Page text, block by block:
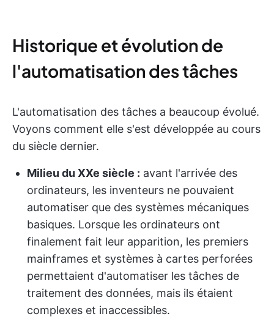
Historique et évolution de
l'automatisation des tâches
L'automatisation des tâches a beaucoup évolué.
Voyons comment elle s'est développée au cours
du siècle dernier.
Milieu du XXe siècle : avant l'arrivée des
ordinateurs, les inventeurs ne pouvaient
automatiser que des systèmes mécaniques
basiques. Lorsque les ordinateurs ont
finalement fait leur apparition, les premiers
mainframes et systèmes à cartes perforées
permettaient d'automatiser les tâches de
traitement des données, mais ils étaient
complexes et inaccessibles.